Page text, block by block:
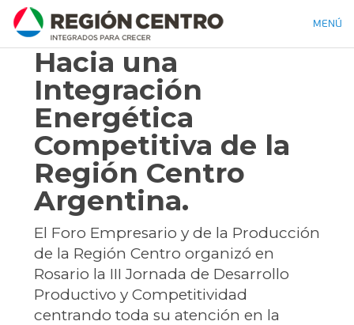
MENÚ
Hacia una
Integración
Energética
Competitiva de la
Región Centro
Argentina.
El Foro Empresario y de la Producción
de la Región Centro organizó en
Rosario la III Jornada de Desarrollo
Productivo y Competitividad
centrando toda su atención en la